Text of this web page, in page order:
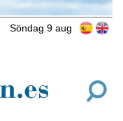
Söndag 9 aug